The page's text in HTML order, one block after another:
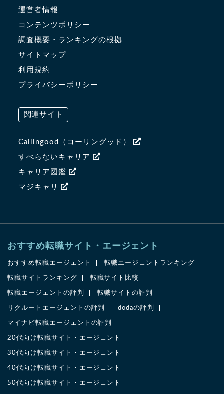
運営者情報
コンテンツポリシー
調査概要・ランキングの根拠
サイトマップ
利用規約
プライバシーポリシー
関連サイト
Callingood（コーリングッド）
すべらないキャリア
キャリア図鑑
マジキャリ
おすすめ転職サイト・エージェント
おすすめ転職エージェント 転職エージェントランキング
転職サイトランキング 転職サイト比較
転職エージェントの評判 転職サイトの評判
リクルートエージェントの評判 dodaの評判
マイナビ転職エージェントの評判
20代向け転職サイト・エージェント
30代向け転職サイト・エージェント
40代向け転職サイト・エージェント
50代向け転職サイト・エージェント